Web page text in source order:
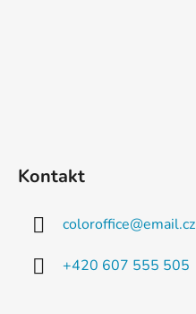
Kontakt
coloroffice@email.cz
+420 607 555 505